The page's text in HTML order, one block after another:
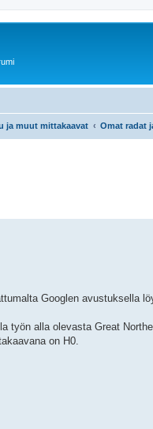
ja muut mittakaavat Omat radat
Googlen avustuksella
työn alla olevasta Great
on H0.